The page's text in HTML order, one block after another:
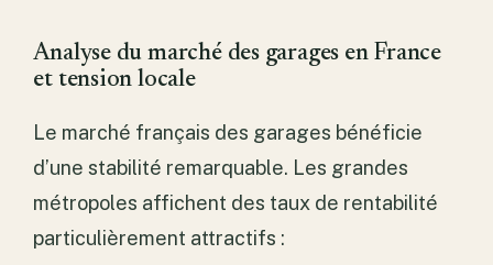
Analyse du marché des garages en France
et tension locale
Le marché français des garages bénéficie
d’une stabilité remarquable. Les grandes
métropoles affichent des taux de rentabilité
particulièrement attractifs :